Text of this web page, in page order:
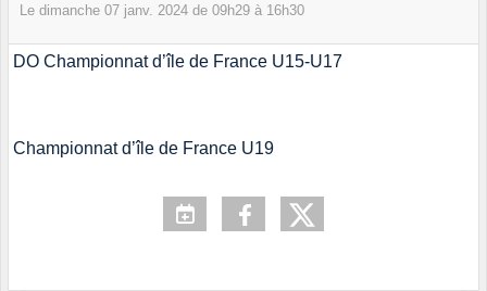
Le dimanche 07 janv. 2024 de 09h29 à 16h30
DO Championnat d’île de France U15-U17
Championnat d’île de France U19